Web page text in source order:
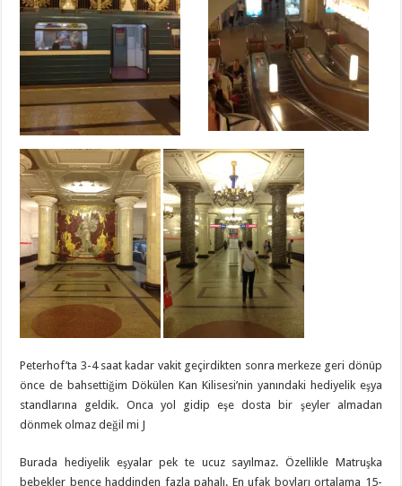
Peterhof’ta 3-4 saat kadar vakit geçirdikten sonra merkeze geri dönüp
önce de bahsettiğim Dökülen Kan Kilisesi’nin yanındaki hediyelik eşya
standlarına geldik. Onca yol gidip eşe dosta bir şeyler almadan
dönmek olmaz değil mi J
Burada hediyelik eşyalar pek te ucuz sayılmaz. Özellikle Matruşka
bebekler bence haddinden fazla pahalı. En ufak boyları ortalama 15-